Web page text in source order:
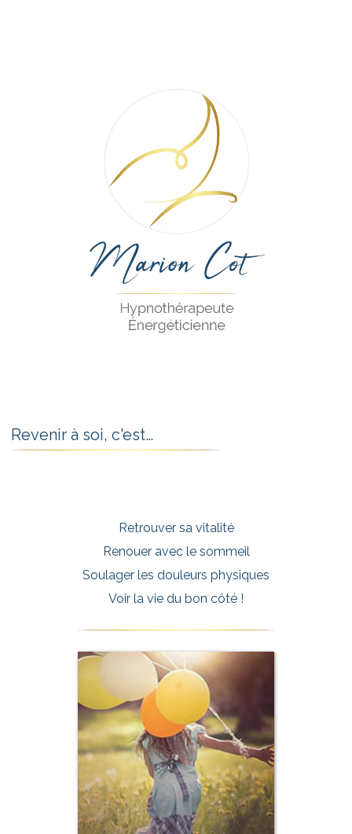
Revenir à soi, c'est…
Retrouver sa vitalité
Renouer avec le sommeil
Soulager les douleurs physiques
Voir la vie du bon côté !